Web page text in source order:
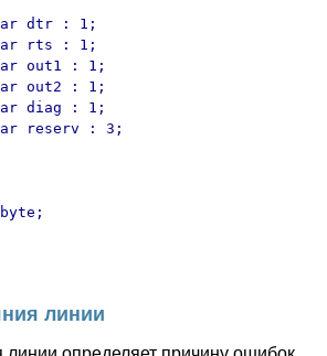
dtr : 1;
rts : 1;
out1 : 1;
out2 : 1;
diag : 1;
reserv : 3;
линии